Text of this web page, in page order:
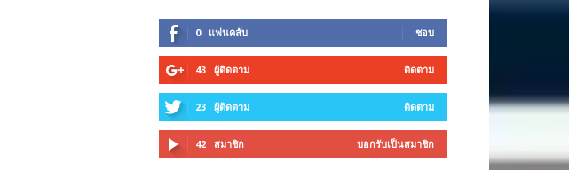
0 แฟนคลับ ชอบ
43 ผู้ติดตาม ติดตาม
23 ผู้ติดตาม ติดตาม
42 สมาชิก บอกรับเป็นสมาชิก